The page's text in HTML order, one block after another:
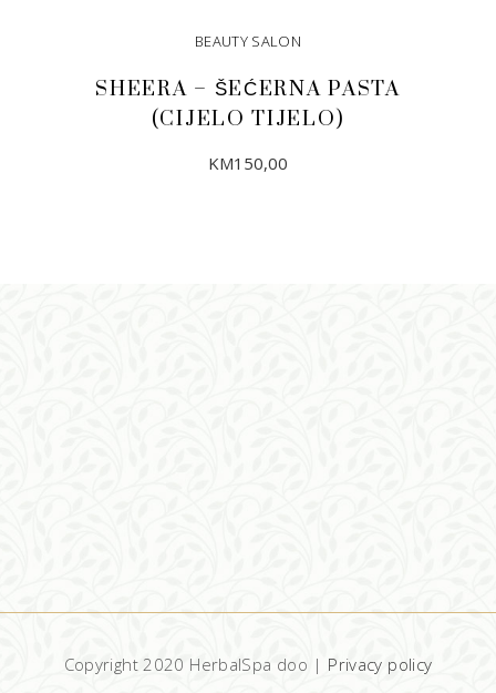
BEAUTY SALON
SHEERA – ŠEĆERNA PASTA
(CIJELO TIJELO)
KM150,00
Copyright 2020 HerbalSpa doo | Privacy policy